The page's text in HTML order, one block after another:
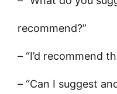
recommend?”
– “I’d recommend
– “Can I suggest